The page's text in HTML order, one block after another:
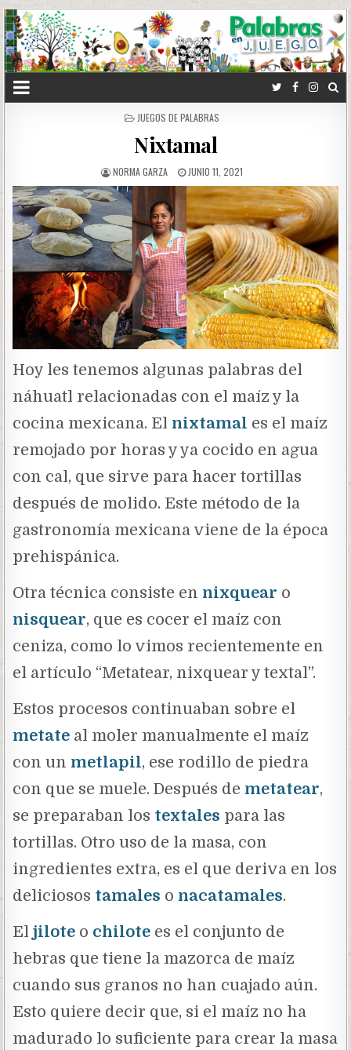
POSTED
JUEGOS DE PALABRAS
Nixtamal
NORMA GARZA JUNIO 11, 2021
Hoy les tenemos algunas palabras del
náhuatl relacionadas con el maíz y la
cocina mexicana. El nixtamal es el maíz
remojado por horas y ya cocido en agua
con cal, que sirve para hacer tortillas
después de molido. Este método de la
gastronomía mexicana viene de la época
prehispánica.
Otra técnica consiste en nixquear o
nisquear, que es cocer el maíz con
ceniza, como lo vimos recientemente en
el artículo “Metatear, nixquear y textal”.
Estos procesos continuaban sobre el
metate al moler manualmente el maíz
con un metlapil, ese rodillo de piedra
con que se muele. Después de metatear,
se preparaban los textales para las
tortillas. Otro uso de la masa, con
ingredientes extra, es el que deriva en los
deliciosos tamales o nacatamales.
Eljilote o chilote es el conjunto de
hebras que tiene la mazorca de maíz
cuando sus granos no han cuajado aún.
Esto quiere decir que, si el maíz no ha
madurado lo suficiente para crear la masa